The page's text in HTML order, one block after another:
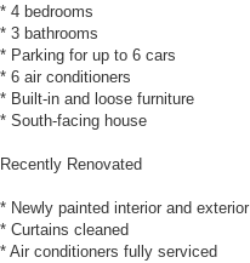
* 4 bedrooms
* 3 bathrooms
* Parking for up to 6 cars
* 6 air conditioners
* Built-in and loose furniture
* South-facing house
Recently Renovated
* Newly painted interior and exterior
* Curtains cleaned
* Air conditioners fully serviced